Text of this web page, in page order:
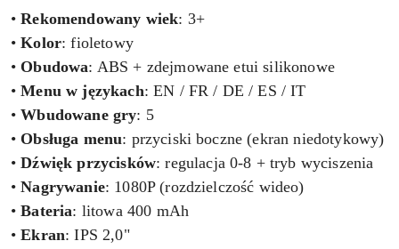
•Rekomendowany wiek: 3+
•Kolor: fioletowy
• Obudowa: ABS + zdejmowane etui silikonowe
•Menu w językach: EN / FR / DE / ES / IT
•Wbudowane gry: 5
• Obsługa menu: przyciski boczne (ekran niedotykowy)
•Dźwięk przycisków: regulacja 0-8 + tryb wyciszenia
•Nagrywanie: 1080P (rozdzielczość wideo)
•Bateria: litowa 400 mAh
•Ekran: IPS 2,0"